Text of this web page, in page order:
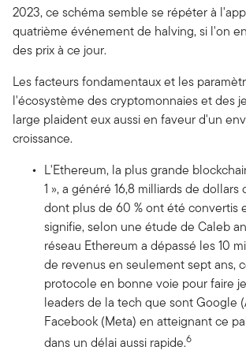
2023, ce schéma semble se répéter à
quatrième événement de halving, si l'on
des prix à ce jour.
Les facteurs fondamentaux et les
l'écosystème des cryptomonnaies et des
large plaident eux aussi en faveur d'un
croissance.
L'Ethereum, la plus grande
1 », a généré 16,8 milliards de dollars
dont plus de 60 % ont été convertis
signifie, selon une étude de Caleb
réseau Ethereum a dépassé les 10
de revenus en seulement sept ans,
protocole en bonne voie pour faire
leaders de la tech que sont Google
Facebook (Meta) en atteignant ce
dans un délai aussi rapide.6